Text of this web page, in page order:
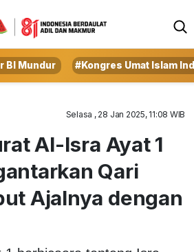
BI Mundur #Kongres Umat Islam
Selasa , 28 Jan 2025, 11:08 WIB
Al-Isra Ayat 1
Qari
Ajalnya dengan